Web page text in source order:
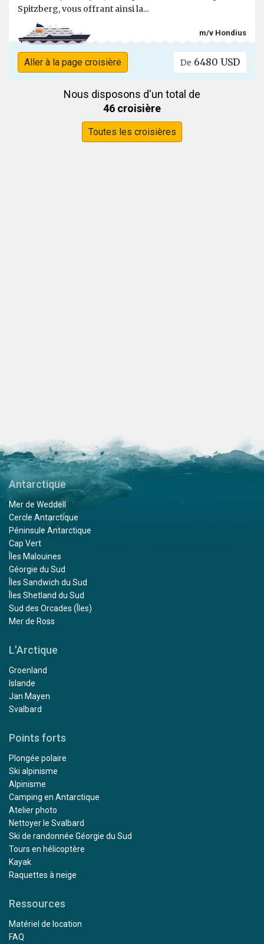
Spitzberg, vous offrant ainsi la...
m/v Hondius
Aller à la page croisière De 6480 USD
Nous disposons d'un total de
46 croisière
Toutes les croisières
Antarctique
Mer de Weddell
Cercle Antarctique
Péninsule Antarctique
Cap Vert
Îles Malouines
Géorgie du Sud
Îles Sandwich du Sud
Îles Shetland du Sud
Sud des Orcades (Îles)
Mer de Ross
L'Arctique
Groenland
Islande
Jan Mayen
Svalbard
Points forts
Plongée polaire
Ski alpinisme
Alpinisme
Camping en Antarctique
Atelier photo
Nettoyer le Svalbard
Ski de randonnée Géorgie du Sud
Tours en hélicoptère
Kayak
Raquettes à neige
Ressources
Matériel de location
FAQ